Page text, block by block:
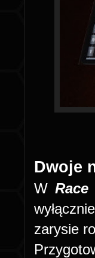
Dwoje
W
zarysie